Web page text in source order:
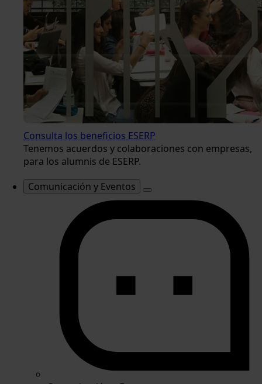
Consulta los beneficios ESERP
Tenemos acuerdos y colaboraciones con empresas,
para los alumnis de ESERP.
Comunicación y Eventos